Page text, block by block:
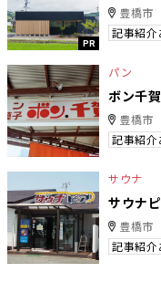
PR
豊橋市
記事紹介
パン
ボン千賀
豊橋市
記事紹介
サウナ
サウナ
豊橋市
記事紹介